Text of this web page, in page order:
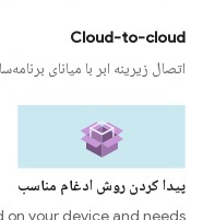
Cloud-to-cloud
اتصال زیرینه ابر با میانای
پیدا کردن روش ادغام مناسب
on your device and needs